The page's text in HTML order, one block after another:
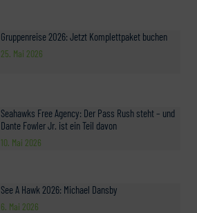
Gruppenreise 2026: Jetzt Komplettpaket buchen
25. Mai 2026
Seahawks Free Agency: Der Pass Rush steht – und
Dante Fowler Jr. ist ein Teil davon
10. Mai 2026
See A Hawk 2026: Michael Dansby
6. Mai 2026